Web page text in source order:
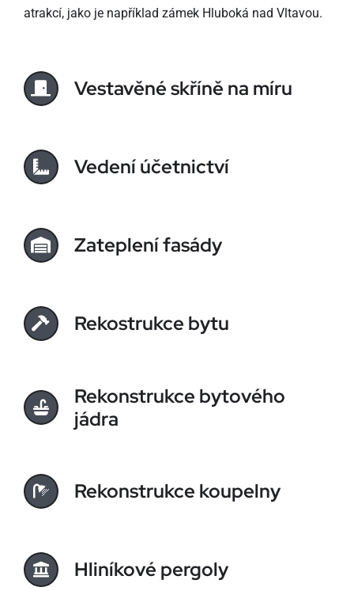
atrakcí, jako je například zámek Hluboká nad Vltavou.
Vestavěné skříně na míru
Vedení účetnictví
Zateplení fasády
Rekostrukce bytu
Rekonstrukce bytového
jádra
Rekonstrukce koupelny
Hliníkové pergoly